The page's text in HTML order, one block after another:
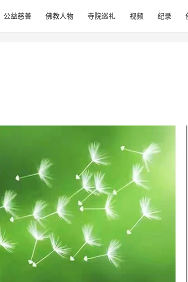
公益慈善 佛教人物 寺院巡礼 视频 纪录